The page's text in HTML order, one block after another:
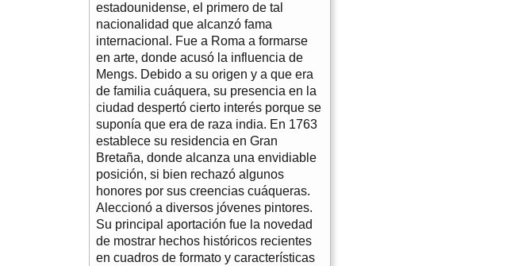
estadounidense, el primero de tal
nacionalidad que alcanzó fama
internacional. Fue a Roma a formarse
en arte, donde acusó la influencia de
Mengs. Debido a su origen y a que era
de familia cuáquera, su presencia en la
ciudad despertó cierto interés porque se
suponía que era de raza india. En 1763
establece su residencia en Gran
Bretaña, donde alcanza una envidiable
posición, si bien rechazó algunos
honores por sus creencias cuáqueras.
Aleccionó a diversos jóvenes pintores.
Su principal aportación fue la novedad
de mostrar hechos históricos recientes
en cuadros de formato y características